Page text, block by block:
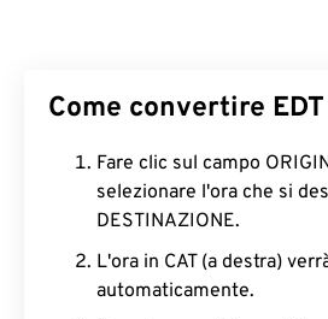
Come convertire
Fare clic sul campo
selezionare l'ora che si
DESTINAZIONE.
L'ora in CAT (a destra)
automaticamente.